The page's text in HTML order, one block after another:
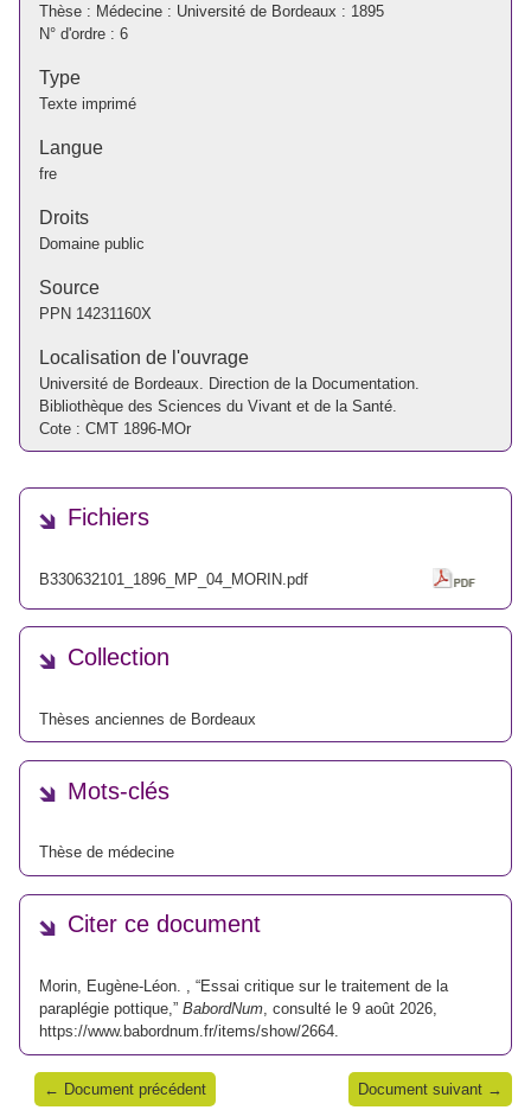
Thèse : Médecine : Université de Bordeaux : 1895
N° d'ordre : 6
Type
Texte imprimé
Langue
fre
Droits
Domaine public
Source
PPN 14231160X
Localisation de l'ouvrage
Université de Bordeaux. Direction de la Documentation.
Bibliothèque des Sciences du Vivant et de la Santé.
Cote : CMT 1896-MOr
Fichiers
B330632101_1896_MP_04_MORIN.pdf
Collection
Thèses anciennes de Bordeaux
Mots-clés
Thèse de médecine
Citer ce document
Morin, Eugène-Léon. , “Essai critique sur le traitement de la
paraplégie pottique,” BabordNum , consulté le 9 août 2026,
https://www.babordnum.fr/items/show/2664
← Document précédent Document suivant →